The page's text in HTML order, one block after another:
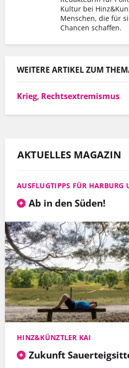
Kultur bei
Menschen, die für
Chancen schaffen.
WEITERE ARTIKEL ZUM
Krieg, Rechtsextremismus
Er hat mit Hinz&Kunzt nicht
Wohnung gefunden,
Arbeitgeber, der ihn so
MEHR INFOS
AKTUELLES MAGAZIN
AUSFLUGTIPPS FÜR HARBURG
Ab in den Süden!
HINZ&KÜNZTLER KAI
Zukunft